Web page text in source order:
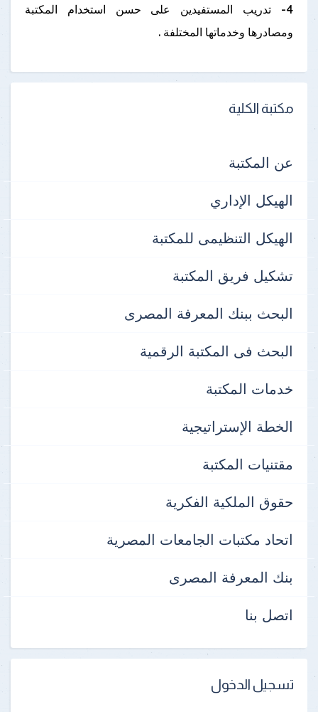
4- تدريب المستفيدين على حسن استخدام المكتبة
ومصادرها وخدماتها المختلفة .
مكتبة الكلية
عن المكتبة
الهيكل الإداري
الهيكل التنظيمى للمكتبة
تشكيل فريق المكتبة
البحث ببنك المعرفة المصرى
البحث فى المكتبة الرقمية
خدمات المكتبة
الخطة الإستراتيجية
مقتنيات المكتبة
حقوق الملكية الفكرية
اتحاد مكتبات الجامعات المصرية
بنك المعرفة المصرى
اتصل بنا
تسجيل الدخول